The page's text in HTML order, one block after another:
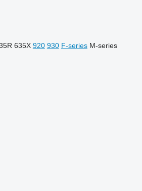
635X 920 930 F-series M-series